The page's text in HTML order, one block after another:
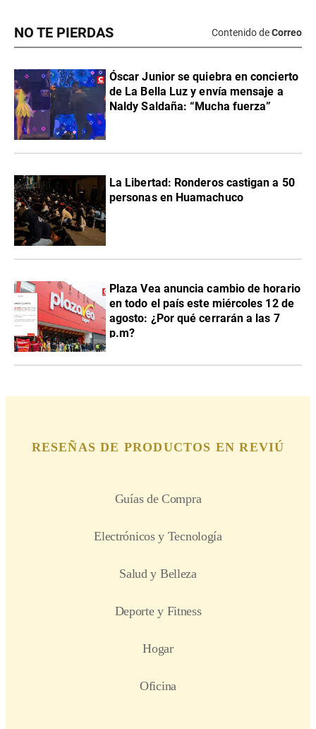
NO TE PIERDAS Contenido deCorreo
Óscar Junior se quiebra en concierto
de La Bella Luz y envía mensaje a
Naldy Saldaña: “Mucha fuerza”
La Libertad: Ronderos castigan a 50
personas en Huamachuco
Plaza Vea anuncia cambio de horario
en todo el país este miércoles 12 de
agosto: ¿Por qué cerrarán a las 7
p.m?